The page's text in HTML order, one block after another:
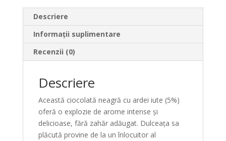
Descriere
Informații suplimentare
Recenzii (0)
Descriere
Această ciocolată neagră cu ardei iute (5%)
oferă o explozie de arome intense și
delicioase, fără zahăr adăugat. Dulceața sa
plăcută provine de la un înlocuitor al